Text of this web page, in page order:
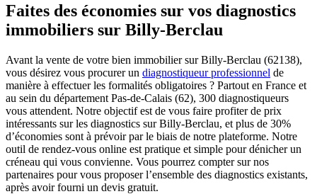
Faites des économies sur vos diagnostics
immobiliers sur Billy-Berclau
Avant la vente de votre bien immobilier sur Billy-Berclau (62138),
vous désirez vous procurer un diagnostiqueur professionnel de
manière à effectuer les formalités obligatoires ? Partout en France et
au sein du département Pas-de-Calais (62), 300 diagnostiqueurs
vous attendent. Notre objectif est de vous faire profiter de prix
intéressants sur les diagnostics sur Billy-Berclau, et plus de 30%
d’économies sont à prévoir par le biais de notre plateforme. Notre
outil de rendez-vous online est pratique et simple pour dénicher un
créneau qui vous convienne. Vous pourrez compter sur nos
partenaires pour vous proposer l’ensemble des diagnostics existants,
après avoir fourni un devis gratuit.